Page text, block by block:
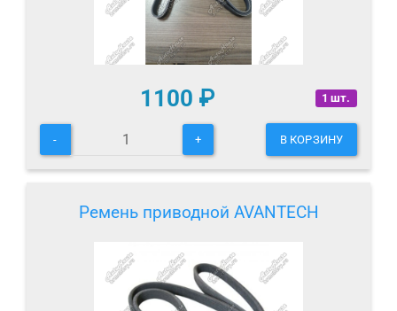
1 шт.
1100 ₽
- + В КОРЗИНУ
Ремень приводной AVANTECH